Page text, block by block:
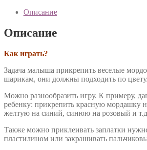
Описание
Описание
Как играть?
Задача малыша прикрепить веселые
шарикам, они должны подходить по цвету.
Можно разнообразить игру. К примеру,
ребенку: прикрепить красную мордашку
желтую на синий, синюю на розовый и
Также можно приклеивать заплатки
пластилином или закрашивать